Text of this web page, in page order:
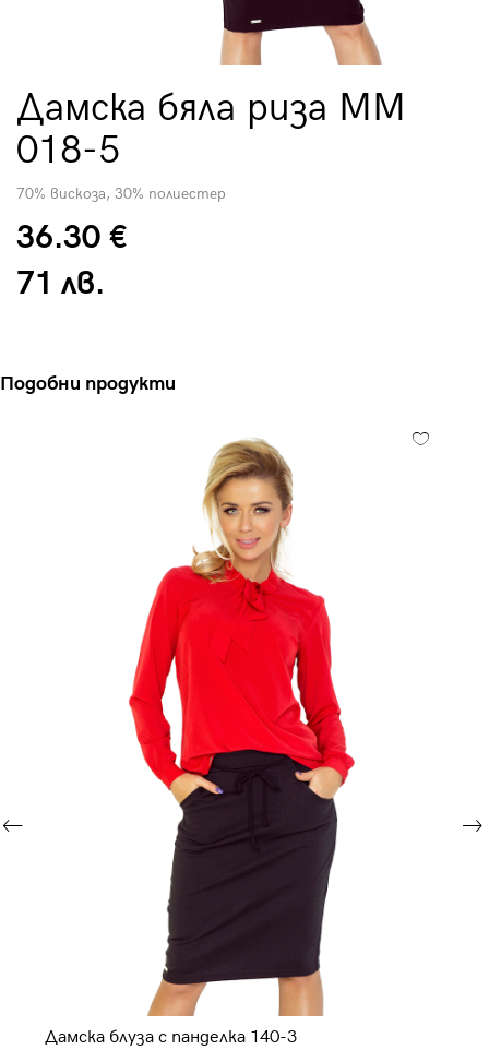
Дамска бяла риза MM
018-5
70% вискоза, 30% полиестер
36.30 €
71 лв.
Подобни продукти
Дамска блуза с панделка 140-3